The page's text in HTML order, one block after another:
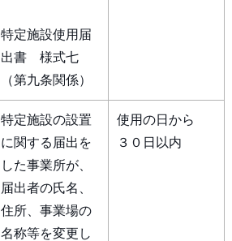
特定施設使用届
出書 様式七
（第九条関係）
特定施設の設置
に関する届出を
した事業所が、
届出者の氏名、
住所、事業場の
名称等を変更し
使用の日から
３０日以内